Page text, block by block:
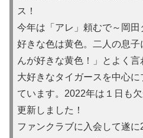
ス！
今年は「アレ」頼むで～岡田
好きな色は黄色。二人の息子
んが好きな黄色！」とよ く言
大好きなタイガースを中心に
ています。2022年は １日も
更新しました！
ファンクラブに入会して遂に